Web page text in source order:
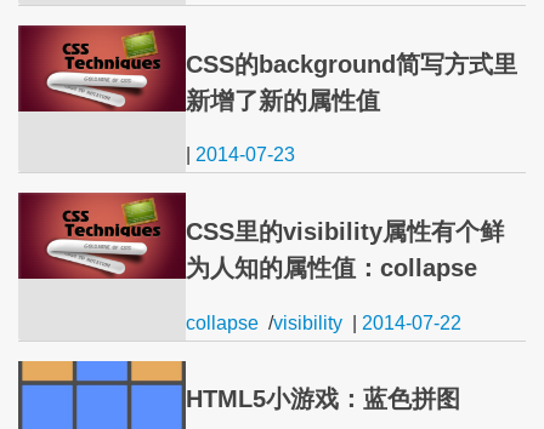
CSS的background简写方式里
新增了新的属性值
2014-07-23
CSS里的visibility属性有个鲜
为人知的属性值：collapse
collapse /visibility 2014-07-22
HTML5小游戏：蓝色拼图